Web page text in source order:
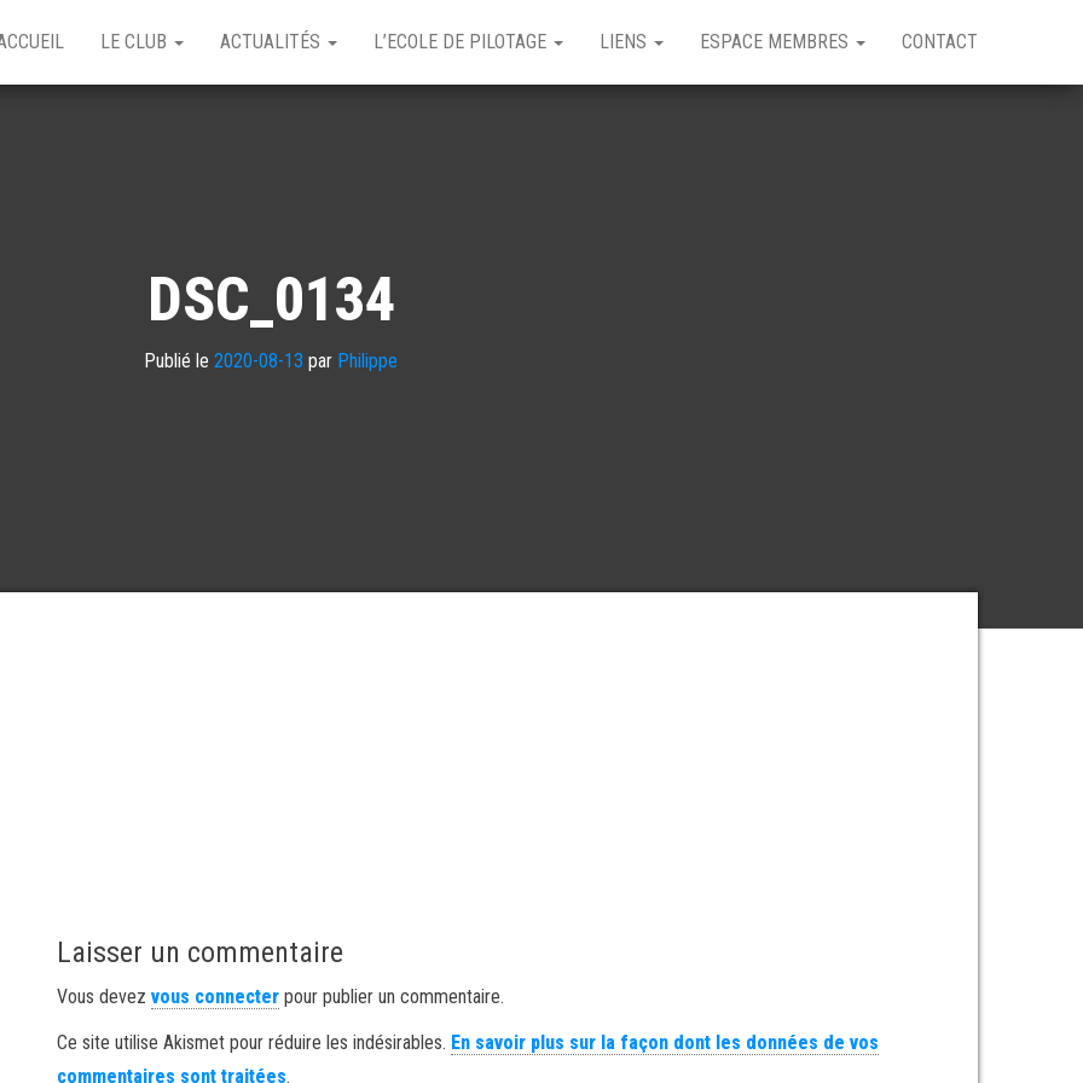
LE CLUB ACTUALITÉS L’ECOLE DE PILOTAGE LIENS ESPACE MEMBRES CONTACT
DSC_0134
Publié le 2020-08-13 par Philippe
Laisser un commentaire
Vous devezvous connecter pour publier un commentaire.
Ce site utilise Akismet pour réduire les indésirables. En savoir plus sur la façon dont les données de vos
commentaires sont traitées.